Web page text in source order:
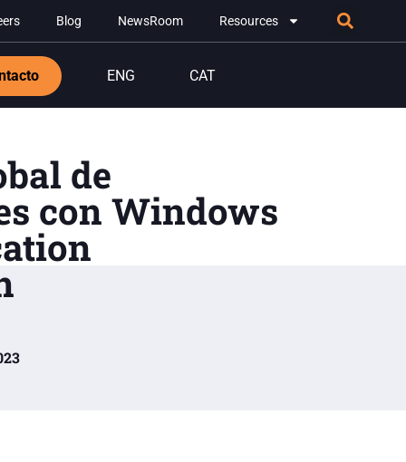
Blog NewsRoom Resources
ENG CAT
de
con Windows